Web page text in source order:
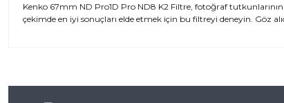
Kenko 67mm ND Pro1D Pro ND8 K2 Filtre, fotoğraf tutkunlarının
çekimde en iyi sonuçları elde etmek için bu filtreyi deneyin. Göz